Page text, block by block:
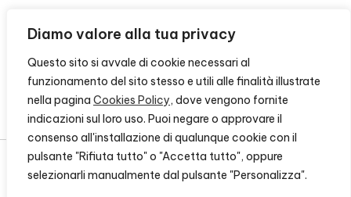
Diamo valore alla tua privacy
Questo sito si avvale di cookie necessari al
funzionamento del sito stesso e utili alle finalità illustrate
nella pagina Cookies Policy, dove vengono fornite
indicazioni sul loro uso. Puoi negare o approvare il
consenso all'installazione di qualunque cookie con il
pulsante "Rifiuta tutto" o "Accetta tutto", oppure
selezionarli manualmente dal pulsante "Personalizza".
Area Beneficiari
Privacy e Informative
Contacts
© 2026 - FONDAZIONE CR FIRENZE - CF 00524310489 -